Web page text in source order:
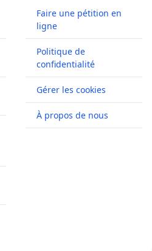
Faire une pétition en
ligne
Politique de
confidentialité
Gérer les cookies
À propos de nous